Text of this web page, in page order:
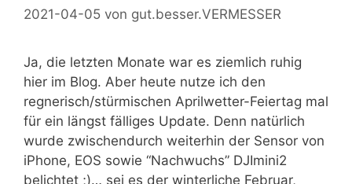
2021-04-05 von gut.besser.VERMESSER
Ja, die letzten Monate war es ziemlich ruhig
hier im Blog. Aber heute nutze ich den
regnerisch/stürmischen Aprilwetter-Feiertag mal
für ein längst fälliges Update. Denn natürlich
wurde zwischendurch weiterhin der Sensor von
iPhone, EOS sowie “Nachwuchs” DJImini2
belichtet ;)… sei es der winterliche Februar,